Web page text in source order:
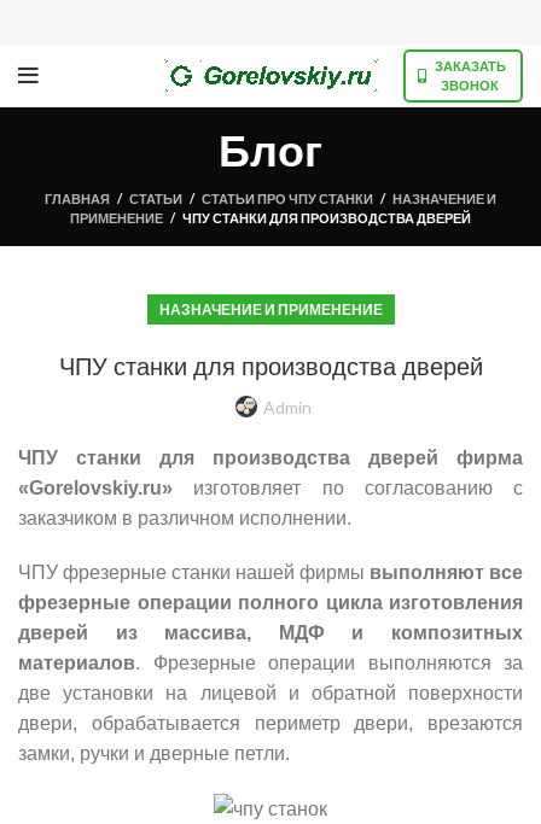
ЗАКАЗАТЬ
ЗВОНОК
Блог
ГЛАВНАЯ / СТАТЬИ / СТАТЬИ ПРО ЧПУ СТАНКИ / НАЗНАЧЕНИЕ И
ПРИМЕНЕНИЕ / ЧПУ СТАНКИ ДЛЯ ПРОИЗВОДСТВА ДВЕРЕЙ
НАЗНАЧЕНИЕ И ПРИМЕНЕНИЕ
ЧПУ станки для производства дверей
Admin
ЧПУ станки для производства дверей фирма
«Gorelovskiy.ru» изготовляет по согласованию с
заказчиком в различном исполнении.
ЧПУ фрезерные станки нашей фирмы выполняют все
фрезерные операции полного цикла изготовления
дверей из массива, МДФ и композитных
материалов. Фрезерные операции выполняются за
две установки на лицевой и обратной поверхности
двери, обрабатывается периметр двери, врезаются
замки, ручки и дверные петли.